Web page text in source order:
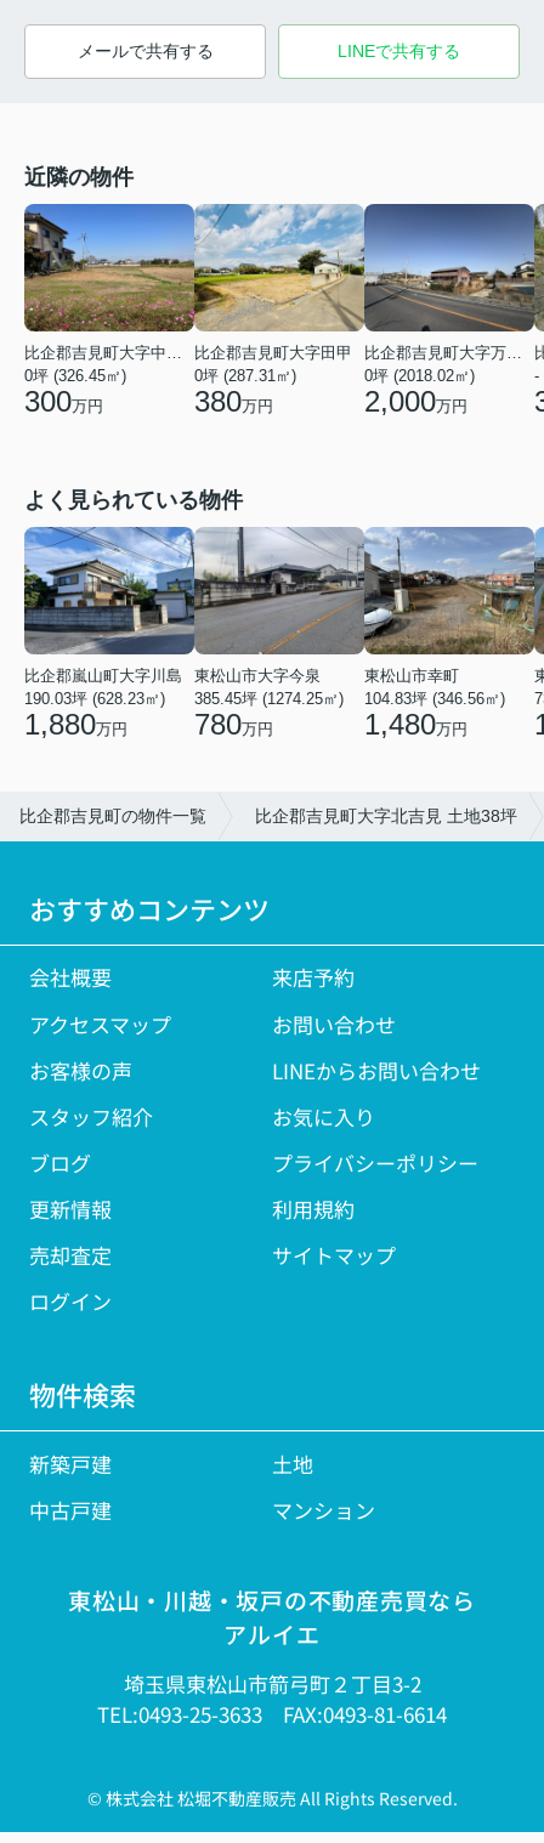
メールで共有する LINEで共有する
近隣の物件
0坪 (326.45㎡)
300万円
比企郡吉見町大字田甲
0坪 (287.31㎡)
380万円
0坪 (2018.02㎡)
2,000万円
-
よく見られている物件
比企郡嵐山町大字川島
190.03坪 (628.23㎡)
1,880万円
東松山市大字今泉
385.45坪 (1274.25㎡)
780万円
東松山市幸町
104.83坪 (346.56㎡)
1,480万円
比企郡吉見町の物件一覧 比企郡吉見町大字北吉見 土地38坪
おすすめコンテンツ
会社概要
来店予約
アクセスマップ
お問い合わせ
お客様の声
LINEからお問い合わせ
スタッフ紹介
お気に入り
ブログ
プライバシーポリシー
更新情報
利用規約
売却査定
サイトマップ
ログイン
物件検索
新築戸建
土地
中古戸建
マンション
東松山・川越・坂戸の不動産売買なら
アルイエ
埼玉県東松山市箭弓町２丁目3-2
TEL:0493-25-3633 FAX:0493-81-6614
© 株式会社 松堀不動産販売 All Rights Reserved.